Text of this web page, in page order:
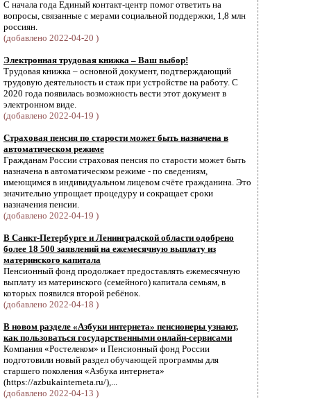
С начала года Единый контакт-центр помог ответить на
вопросы, связанные с мерами социальной поддержки, 1,8 млн
россиян.
(добавлено 2022-04-20 )
Электронная трудовая книжка – Ваш выбор!
Трудовая книжка – основной документ, подтверждающий
трудовую деятельность и стаж при устройстве на работу. С
2020 года появилась возможность вести этот документ в
электронном виде.
(добавлено 2022-04-19 )
Страховая пенсия по старости может быть назначена в
автоматическом режиме
Гражданам России страховая пенсия по старости может быть
назначена в автоматическом режиме - по сведениям,
имеющимся в индивидуальном лицевом счёте гражданина. Это
значительно упрощает процедуру и сокращает сроки
назначения пенсии.
(добавлено 2022-04-19 )
В Санкт-Петербурге и Ленинградской области одобрено
более 18 500 заявлений на ежемесячную выплату из
материнского капитала
Пенсионный фонд продолжает предоставлять ежемесячную
выплату из материнского (семейного) капитала семьям, в
которых появился второй ребёнок.
(добавлено 2022-04-18 )
В новом разделе «Азбуки интернета» пенсионеры узнают,
как пользоваться государственными онлайн-сервисами
Компания «Ростелеком» и Пенсионный фонд России
подготовили новый раздел обучающей программы для
старшего поколения «Азбука интернета»
(https://azbukainterneta.ru/),...
(добавлено 2022-04-13 )